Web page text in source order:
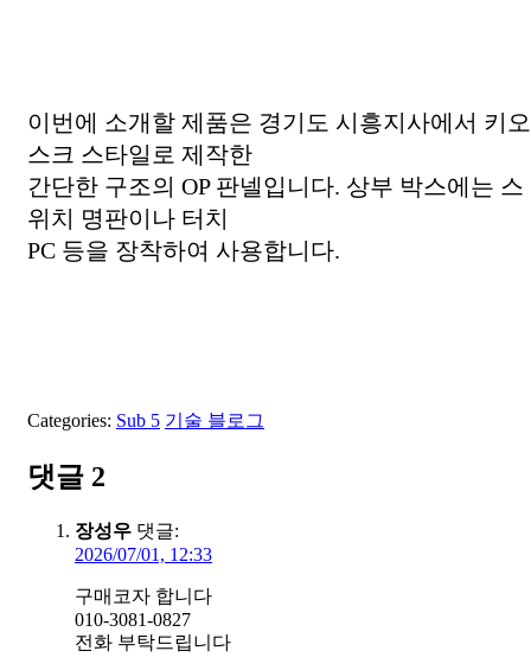
이번에 소개할 제품은 경기도 시흥지사에서 키오
스크 스타일로 제작한
간단한 구조의 OP 판넬입니다. 상부 박스에는 스
위치 명판이나 터치
PC 등을 장착하여 사용합니다.
Categories: Sub 5 기술 블로그
댓글 2
장성우 댓글:
2026/07/01, 12:33
구매코자 합니다
010-3081-0827
전화 부탁드립니다